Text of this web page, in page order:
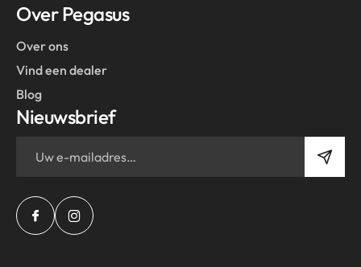
Over Pegasus
Over ons
Vind een dealer
Blog
Nieuwsbrief